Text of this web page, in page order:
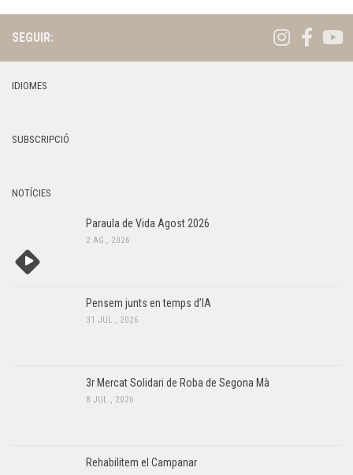
SEGUIR:
IDIOMES
SUBSCRIPCIÓ
NOTÍCIES
Paraula de Vida Agost 2026
2 AG., 2026
Pensem junts en temps d’IA
31 JUL., 2026
3r Mercat Solidari de Roba de Segona Mà
8 JUL., 2026
Rehabilitem el Campanar